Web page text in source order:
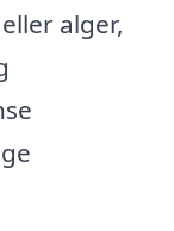
alger,